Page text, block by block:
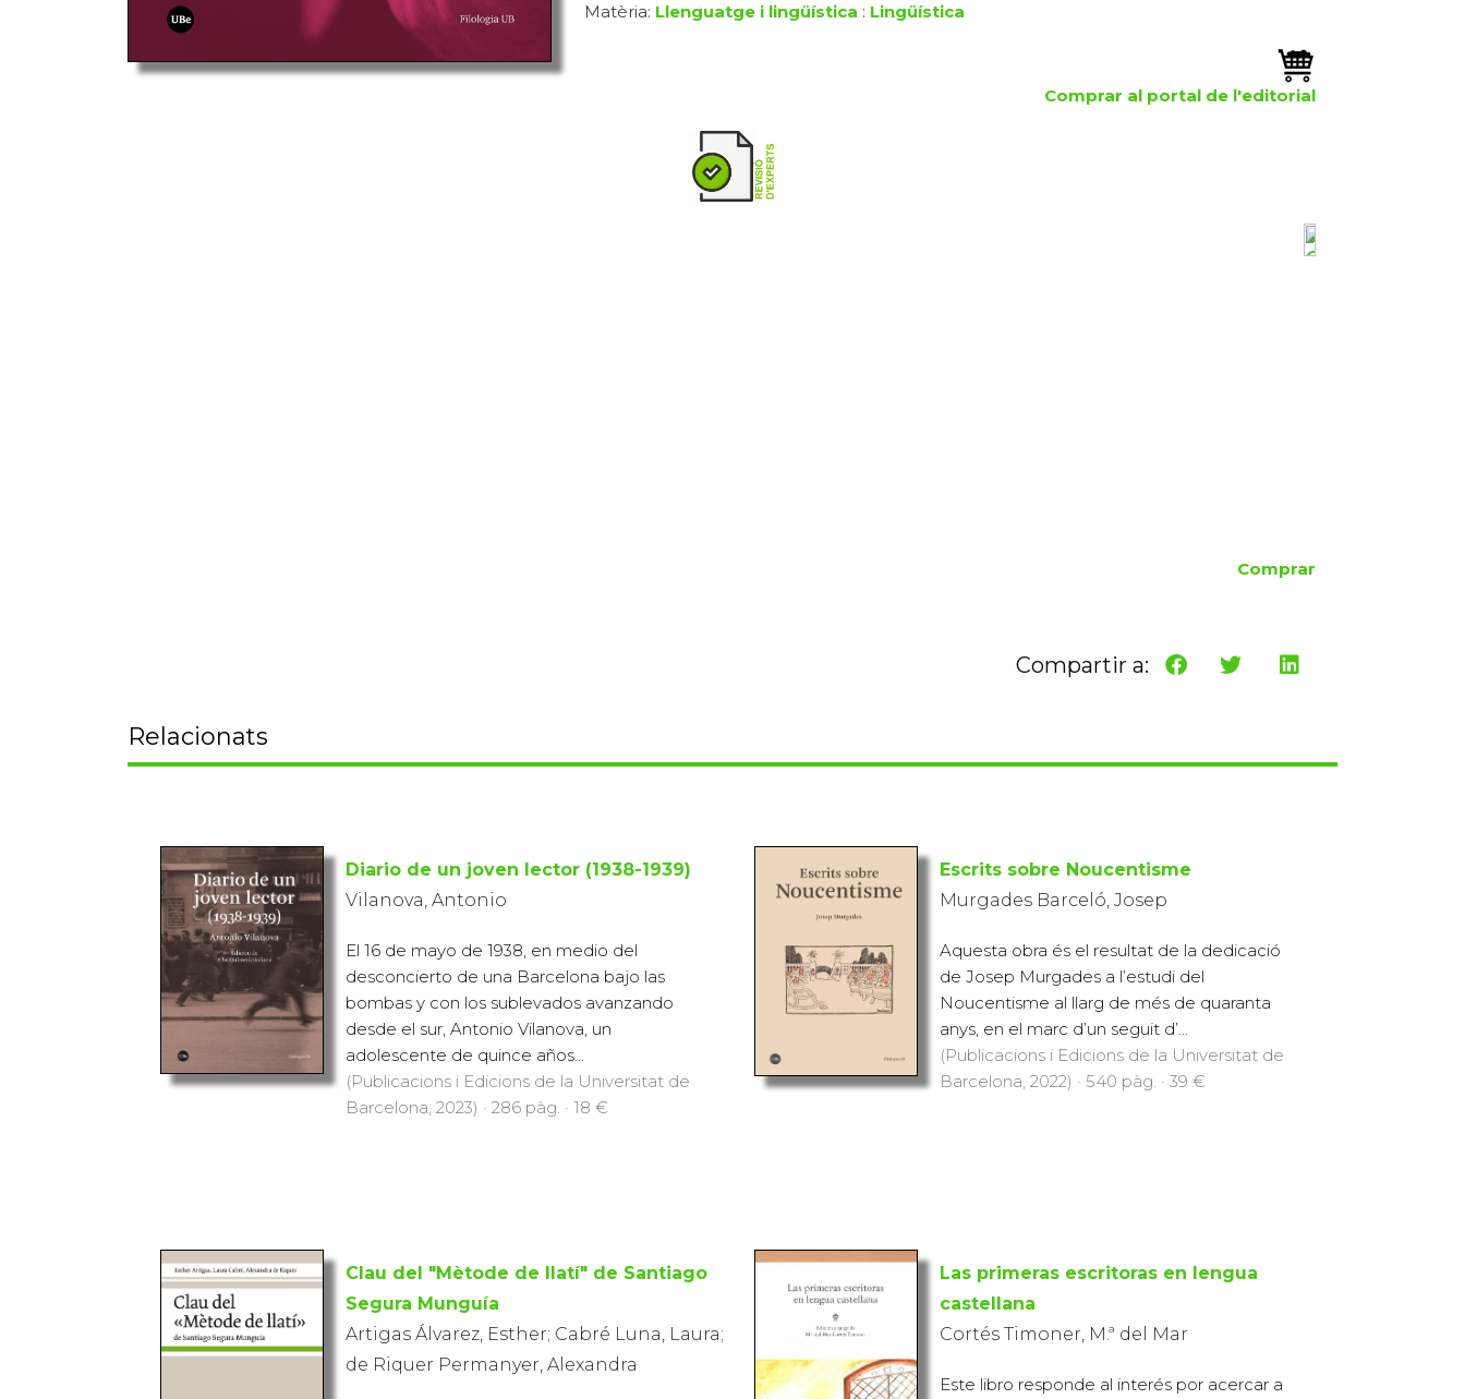
Matèria: Llenguatge i lingüística : Lingüística
Comprar al portal de l'editorial
Comprar
Compartir a:
Relacionats
Diario de un joven lector (1938-1939)
Vilanova, Antonio
El 16 de mayo de 1938, en medio del
desconcierto de una Barcelona bajo las
bombas y con los sublevados avanzando
desde el sur, Antonio Vilanova, un
adolescente de quince años...
(Publicacions i Edicions de la Universitat de
Barcelona, 2023) · 286 pàg. · 18 €
Escrits sobre Noucentisme
Murgades Barceló, Josep
Aquesta obra és el resultat de la dedicació
de Josep Murgades a l’estudi del
Noucentisme al llarg de més de quaranta
anys, en el marc d’un seguit d’...
(Publicacions i Edicions de la Universitat de
Barcelona, 2022) · 540 pàg. · 39 €
Clau del "Mètode de llatí" de Santiago
Segura Munguía
Artigas Álvarez, Esther; Cabré Luna, Laura;
de Riquer Permanyer, Alexandra
Las primeras escritoras en lengua
castellana
Cortés Timoner, M.ª del Mar
Este libro responde al interés por acercar a